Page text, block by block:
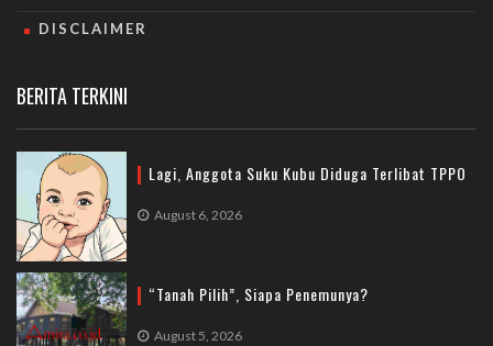
DISCLAIMER
BERITA TERKINI
Lagi, Anggota Suku Kubu Diduga Terlibat TPPO
August 6, 2026
“Tanah Pilih”, Siapa Penemunya?
August 5, 2026